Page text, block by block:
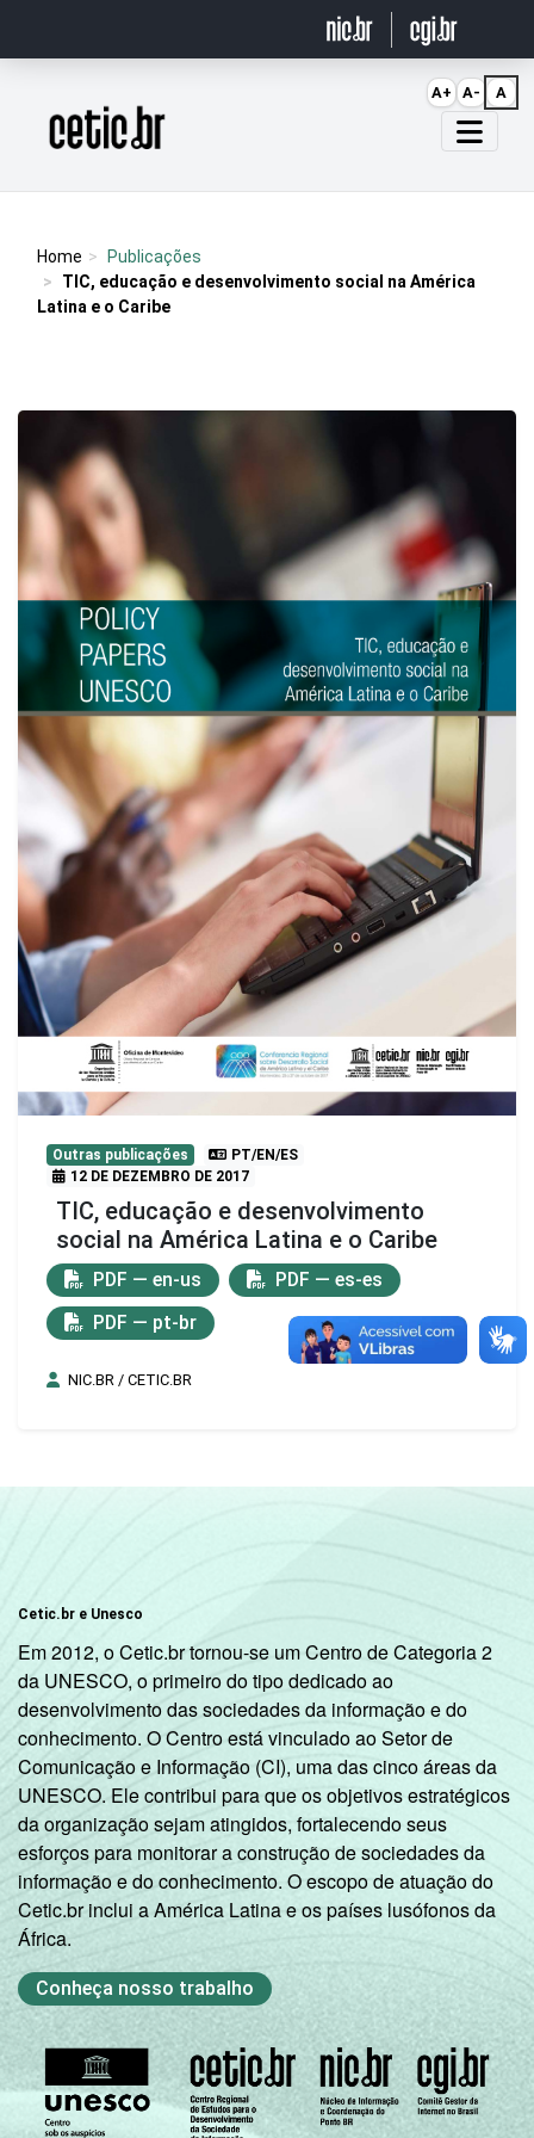
Página inicial
Home
Publicações
TIC, educação e desenvolvimento social na América
Latina e o Caribe
Outras publicações
PT/EN/ES
12 DE DEZEMBRO DE 2017
TIC, educação e desenvolvimento
social na América Latina e o Caribe
PDF — en-us
PDF — es-es
PDF — pt-br
NIC.BR / CETIC.BR
Cetic.br e Unesco
Em 2012, o Cetic.br tornou-se um Centro de Categoria 2
da UNESCO, o primeiro do tipo dedicado ao
desenvolvimento das sociedades da informação e do
conhecimento. O Centro está vinculado ao Setor de
Comunicação e Informação (CI), uma das cinco áreas da
UNESCO. Ele contribui para que os objetivos estratégicos
da organização sejam atingidos, fortalecendo seus
esforços para monitorar a construção de sociedades da
informação e do conhecimento. O escopo de atuação do
Cetic.br inclui a América Latina e os países lusófonos da
África.
Conheça nosso trabalho
A+ A- A